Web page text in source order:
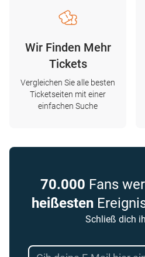
Wir Finden Mehr
Tickets
Vergleichen Sie alle besten
Ticketseiten mit einer
einfachen Suche
70.000 Fans
heißesten
Schließ dich